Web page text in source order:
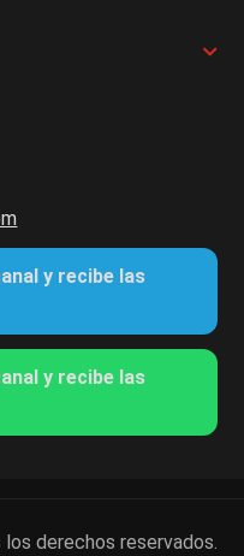
y recibe las
y recibe las
derechos reservados.